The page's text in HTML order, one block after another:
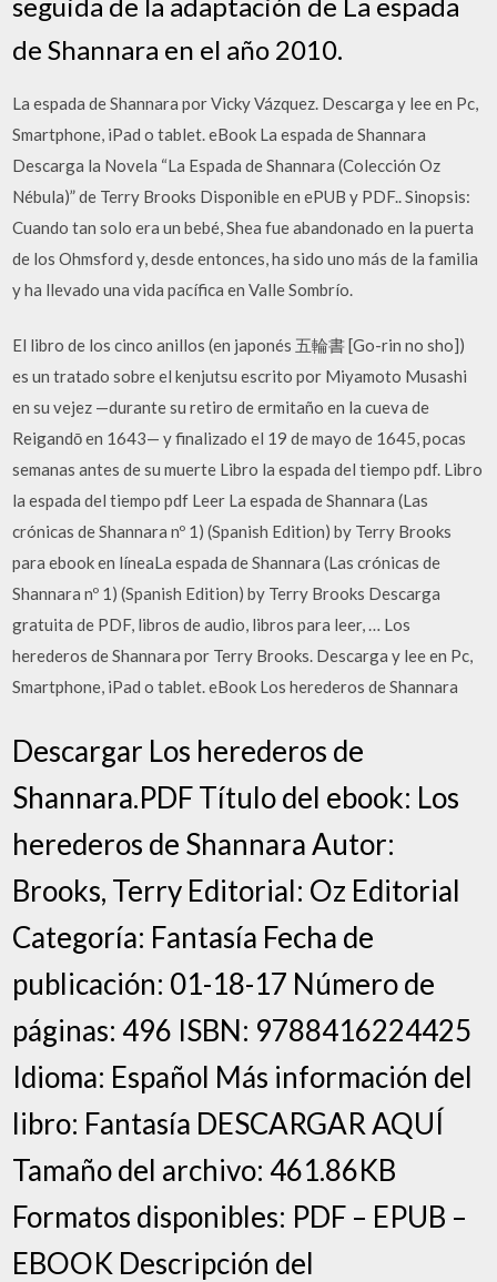
de Shannara en el año 2010.
La espada de Shannara por Vicky Vázquez. Descarga y lee en Pc,
Smartphone, iPad o tablet. eBook La espada de Shannara
Descarga la Novela “La Espada de Shannara (Colección Oz
Nébula)” de Terry Brooks Disponible en ePUB y PDF.. Sinopsis:
Cuando tan solo era un bebé, Shea fue abandonado en la puerta
de los Ohmsford y, desde entonces, ha sido uno más de la familia
y ha llevado una vida pacífica en Valle Sombrío.
El libro de los cinco anillos (en japonés 五輪書 [Go-rin no sho])
es un tratado sobre el kenjutsu escrito por Miyamoto Musashi
en su vejez —durante su retiro de ermitaño en la cueva de
Reigandō en 1643— y finalizado el 19 de mayo de 1645, pocas
semanas antes de su muerte Libro la espada del tiempo pdf. Libro
la espada del tiempo pdf Leer La espada de Shannara (Las
crónicas de Shannara nº 1) (Spanish Edition) by Terry Brooks
para ebook en líneaLa espada de Shannara (Las crónicas de
Shannara nº 1) (Spanish Edition) by Terry Brooks Descarga
gratuita de PDF, libros de audio, libros para leer, … Los
herederos de Shannara por Terry Brooks. Descarga y lee en Pc,
Smartphone, iPad o tablet. eBook Los herederos de Shannara
Descargar Los herederos de
Shannara.PDF Título del ebook: Los
herederos de Shannara Autor:
Brooks, Terry Editorial: Oz Editorial
Categoría: Fantasía Fecha de
publicación: 01-18-17 Número de
páginas: 496 ISBN: 9788416224425
Idioma: Español Más información del
libro: Fantasía DESCARGAR AQUÍ
Tamaño del archivo: 461.86KB
Formatos disponibles: PDF – EPUB –
EBOOK Descripción del